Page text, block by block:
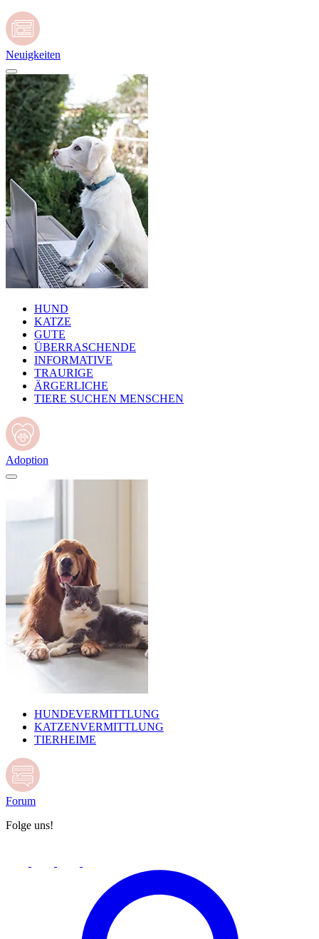
Neuigkeiten
HUND
KATZE
GUTE
ÜBERRASCHENDE
INFORMATIVE
TRAURIGE
ÄRGERLICHE
TIERE SUCHEN MENSCHEN
Adoption
HUNDEVERMITTLUNG
KATZENVERMITTLUNG
TIERHEIME
Forum
Folge uns!